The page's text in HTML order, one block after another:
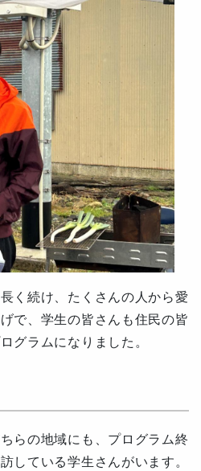
く続け、たくさんの人から愛
で、学生の皆さんも住民の皆
グラムになりました。
らの地域にも、プログラム終
している学生さんがいます。